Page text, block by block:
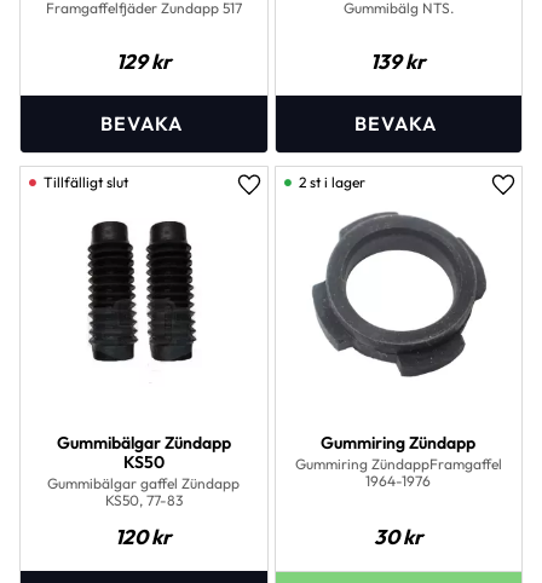
Framgaffelfjäder Zundapp 517
129kr
Gummibälg NTS.
139kr
Gummibälgar Zündapp
KS50
Gummibälgar gaffel Zündapp
KS50, 77-83
120kr
Lägg till i favoriter
Gummiring Zündapp
Gummiring ZündappFramgaffel
1964-1976
30kr
2 st i lager